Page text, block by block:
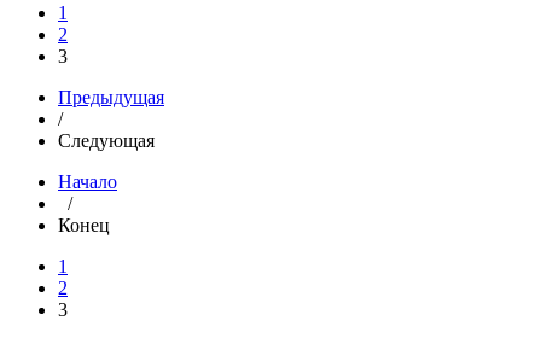
1
2
3
Предыдущая
/
Следующая
Начало
/
Конец
1
2
3